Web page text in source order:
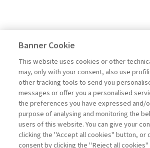
Banner Cookie
This website uses cookies or other
may, only with your consent, also use
other tracking tools to send you
messages or offer you a personalised
the preferences you have expressed and/
purpose of analysing and monitoring the
users of this website. You can give your
clicking the "Accept all cookies" button, or
consent by clicking the "Reject all cookies"